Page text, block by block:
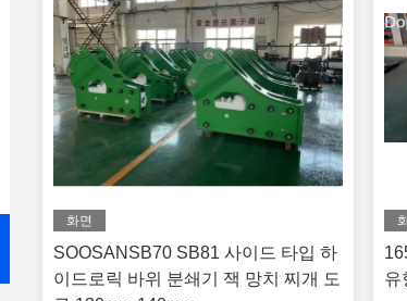
화면
SOOSANSB70 SB81 사이드 타입 하
이드로릭 바위 분쇄기 잭 망치 찌개 도
유